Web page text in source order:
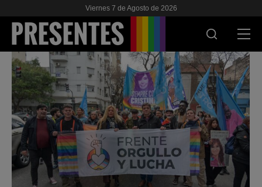
Viernes 7 de Agosto de 2026
ACTUALIDAD
INVESTIGACIONES
VIH & SIDA
ESCUELA
NOSOTRES